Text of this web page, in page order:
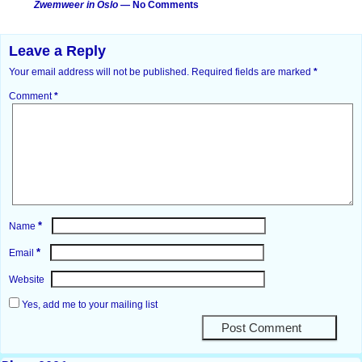
Zwemweer in Oslo — No Comments
Leave a Reply
Your email address will not be published. Required fields are marked *
Comment*
Name *
Email *
Website
Yes, add me to your mailing list